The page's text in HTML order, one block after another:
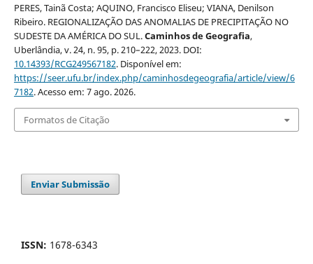
PERES, Tainã Costa; AQUINO, Francisco Eliseu; VIANA, Denilson
Ribeiro. REGIONALIZAÇÃO DAS ANOMALIAS DE PRECIPITAÇÃO NO
SUDESTE DA AMÉRICA DO SUL.Caminhos de Geografia,
Uberlândia, v. 24, n. 95, p. 210–222, 2023. DOI:
10.14393/RCG249567182. Disponível em:
https://seer.ufu.br/index.php/caminhosdegeografia/article/view/6
7182. Acesso em: 7 ago. 2026.
Formatos de Citação
Enviar Submissão
ISSN: 1678-6343